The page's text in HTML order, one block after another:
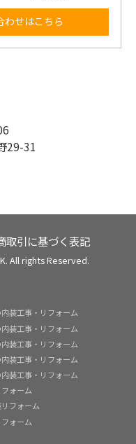
わせはこちら
29-31
取引に基づく表記
All rights Reserved.
装工事・リフォーム
装工事・リフォーム
装工事・リフォーム
装工事・リフォーム
装工事・リフォーム
ォーム
フォーム
ォーム